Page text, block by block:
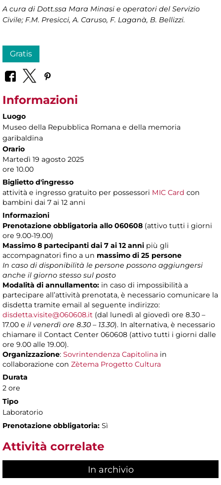
A cura di Dott.ssa Mara Minasi e operatori del Servizio
Civile; F.M. Presicci, A. Caruso, F. Laganà, B. Bellizzi.
Gratis
Informazioni
Luogo
Museo della Repubblica Romana e della memoria
garibaldina
Orario
Martedì 19 agosto 2025
ore 10.00
Biglietto d'ingresso
attività e ingresso gratuito per possessori MIC Card con
bambini dai 7 ai 12 anni
Informazioni
Prenotazione obbligatoria allo 060608 (attivo tutti i giorni
ore 9.00-19.00)
Massimo 8 partecipanti dai 7 ai 12 anni più gli
accompagnatori fino a un massimo di 25 persone
In caso di disponibilità le persone possono aggiungersi
anche il giorno stesso sul posto
Modalità di annullamento: in caso di impossibilità a
partecipare all’attività prenotata, è necessario comunicare la
disdetta tramite email al seguente indirizzo:
disdetta.visite@060608.it (dal lunedì al giovedì ore 8.30 –
17.00 e il venerdì ore 8.30 – 13.30). In alternativa, è necessario
chiamare il Contact Center 060608 (attivo tutti i giorni dalle
ore 9.00 alle 19.00).
Organizzazione: Sovrintendenza Capitolina in
collaborazione con Zètema Progetto Cultura
Durata
2 ore
Tipo
Laboratorio
Prenotazione obbligatoria: Sì
Attività correlate
In archivio